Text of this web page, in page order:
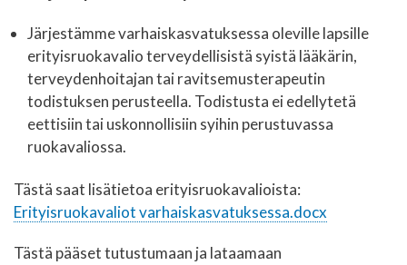
Järjestämme varhaiskasvatuksessa oleville lapsille
erityisruokavalio terveydellisistä syistä lääkärin,
terveydenhoitajan tai ravitsemusterapeutin
todistuksen perusteella. Todistusta ei edellytetä
eettisiin tai uskonnollisiin syihin perustuvassa
ruokavaliossa.
Tästä saat lisätietoa erityisruokavalioista:
Erityisruokavaliot varhaiskasvatuksessa.docx
Tästä pääset tutustumaan ja lataamaan